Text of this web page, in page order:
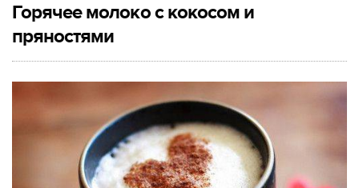
Горячее молоко с кокосом и
пряностями